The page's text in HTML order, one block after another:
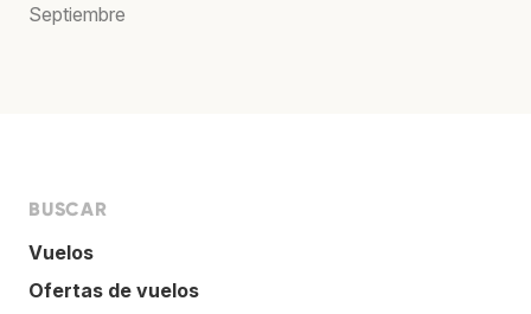
Septiembre
BUSCAR
Vuelos
Ofertas de vuelos